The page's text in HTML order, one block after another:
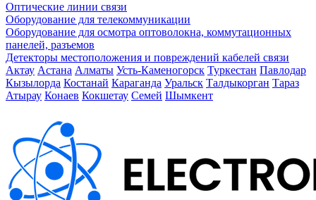
Оптические линии связи
Оборудование для телекоммуникации
Оборудование для осмотра оптоволокна, коммутационных
панелей, разъемов
Детекторы местоположения и повреждений кабелей связи
Актау Астана Алматы Усть-Каменогорск Туркестан Павлодар
Кызылорда Костанай Караганда Уральск Талдыкорган Тараз
Атырау Конаев Кокшетау Семей Шымкент